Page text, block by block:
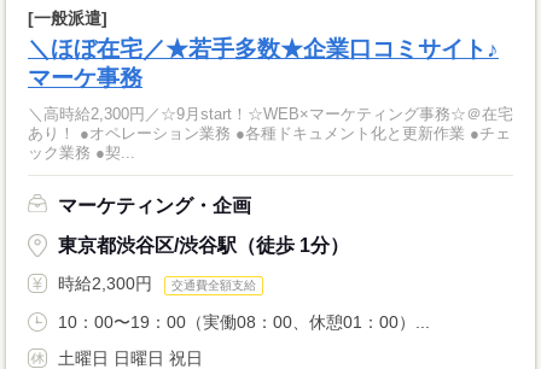
[一般派遣]
＼ほぼ在宅／★若手多数★企業口コミサイト♪
マーケ事務
＼高時給2,300円／☆9月start！☆WEB×マーケティング事務☆＠在宅
あり！ ●オペレーション業務 ●各種ドキュメント化と更新作業 ●チェ
ック業務 ●契...
マーケティング・企画
東京都渋谷区/渋谷駅（徒歩 1分）
時給2,300円 交通費全額支給
10：00〜19：00（実働08：00、休憩01：00）...
土曜日 日曜日 祝日